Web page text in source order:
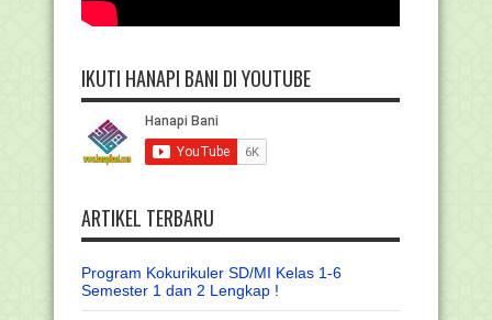
IKUTI HANAPI BANI DI YOUTUBE
ARTIKEL TERBARU
Program Kokurikuler SD/MI Kelas 1-6
Semester 1 dan 2 Lengkap !